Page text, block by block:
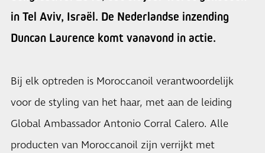
in Tel Aviv, Israël. De Nederlandse inzending
Duncan Laurence komt vanavond in actie.
Bij elk optreden is Moroccanoil verantwoordelijk
voor de styling van het haar, met aan de leiding
Global Ambassador Antonio Corral Calero. Alle
producten van Moroccanoil zijn verrijkt met